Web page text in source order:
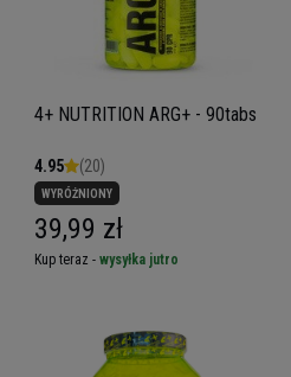
4+ NUTRITION ARG+ - 90tabs
4.95 (20)
WYRÓŻNIONY
39,99 zł
Kup teraz - wysyłka jutro